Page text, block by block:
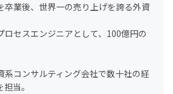
卒業後、世界一の売り上げを誇る外資
ロセスエンジニアとして、100億円の
系コンサルティング会社で数十社の経
当。